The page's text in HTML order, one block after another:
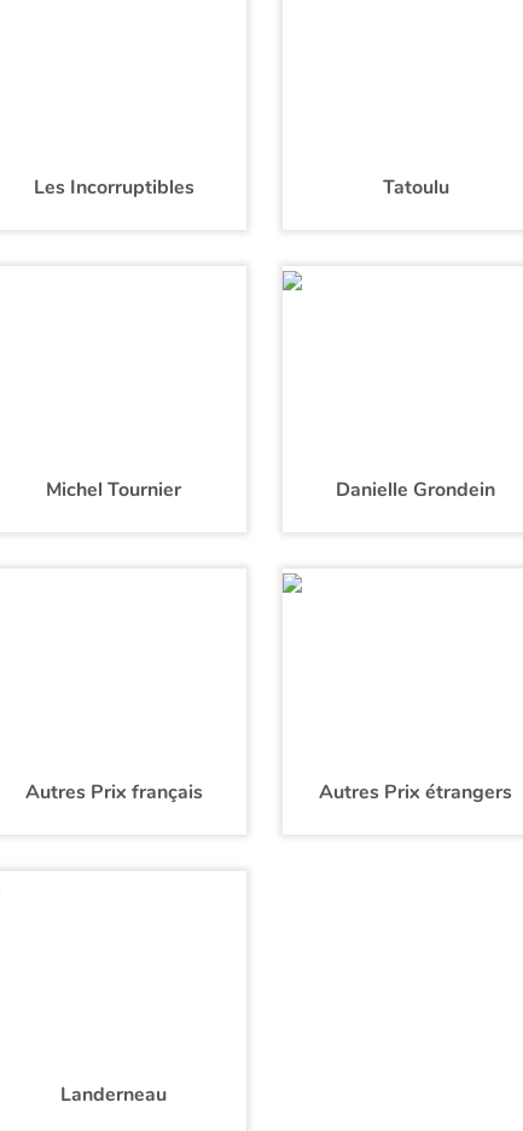
Les Incorruptibles Tatoulu
Michel Tournier Danielle Grondein
Autres Prix français Autres Prix étrangers
Landerneau